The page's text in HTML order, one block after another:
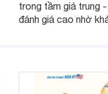
trong tầm giá trung
đánh giá cao nhờ
dưỡng toàn diện